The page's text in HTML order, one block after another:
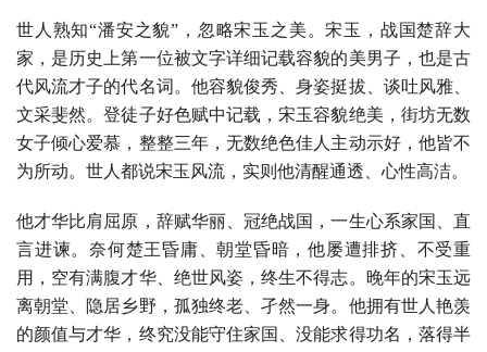
世人熟知“潘安之貌”，忽略宋玉之美。宋玉，战国楚辞大
家，是历史上第一位被文字详细记载容貌的美男子，也是古
代风流才子的代名词。他容貌俊秀、身姿挺拔、谈吐风雅、
文采斐然。登徒子好色赋中记载，宋玉容貌绝美，街坊无数
女子倾心爱慕，整整三年，无数绝色佳人主动示好，他皆不
为所动。世人都说宋玉风流，实则他清醒通透、心性高洁。
他才华比肩屈原，辞赋华丽、冠绝战国，一生心系家国、直
言进谏。奈何楚王昏庸、朝堂昏暗，他屡遭排挤、不受重
用，空有满腹才华、绝世风姿，终生不得志。晚年的宋玉远
离朝堂、隐居乡野，孤独终老、孑然一身。他拥有世人艳羡
的颜值与才华，终究没能守住家国、没能求得功名，落得半